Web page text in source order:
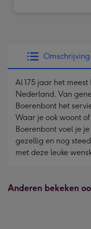
Omschrijving
Al 175 jaar het
Nederland. Van
Boerenbont het
Waar je ook woont
Boerenbont voel je
gezellig en nog
met deze leuke
Anderen bekeken